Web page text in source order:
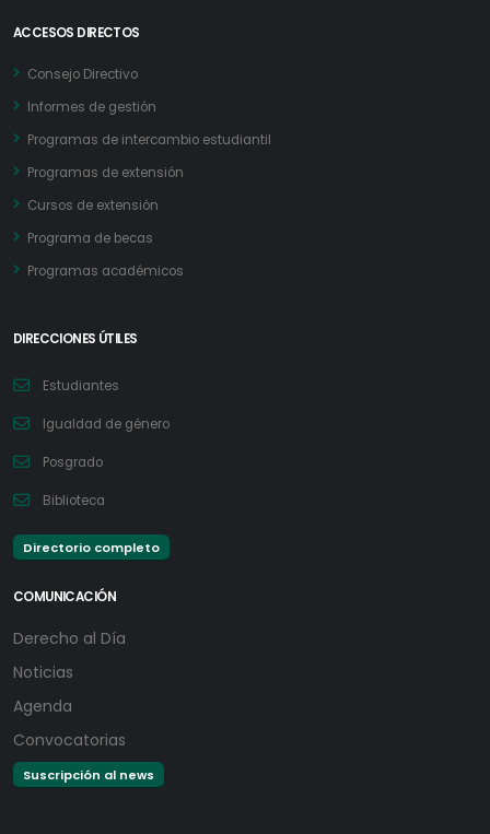
ACCESOS DIRECTOS
Consejo Directivo
Informes de gestión
Programas de intercambio estudiantil
Programas de extensión
Cursos de extensión
Programa de becas
Programas académicos
DIRECCIONES ÚTILES
Estudiantes
Igualdad de género
Posgrado
Biblioteca
Directorio completo
COMUNICACIÓN
Derecho al Día
Noticias
Agenda
Convocatorias
Suscripción al news